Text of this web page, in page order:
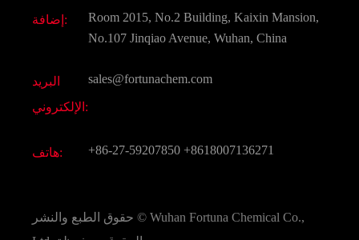
النكهات و عطور
الكيميائية CAS
جميع المواد الكيميائية غرامة
إضافة:
Room 2015, No.2 Building, Kaixin Mansion,
No.107 Jinqiao Avenue, Wuhan, China
البريد
الإلكتروني:
sales@fortunachem.com
هاتف: +86-27-59207850 +8618007136271
حقوق الطبع والنشر © Wuhan Fortuna Chemical Co.,